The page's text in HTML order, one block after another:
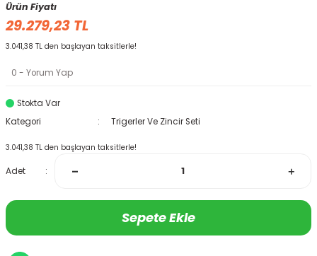
Ürün Fiyatı
29.279,23 TL
3.041,38 TL den başlayan taksitlerle!
0 - Yorum Yap
Stokta Var
Kategori
Trigerler Ve Zincir Seti
3.041,38 TL den başlayan taksitlerle!
Adet
Sepete Ekle